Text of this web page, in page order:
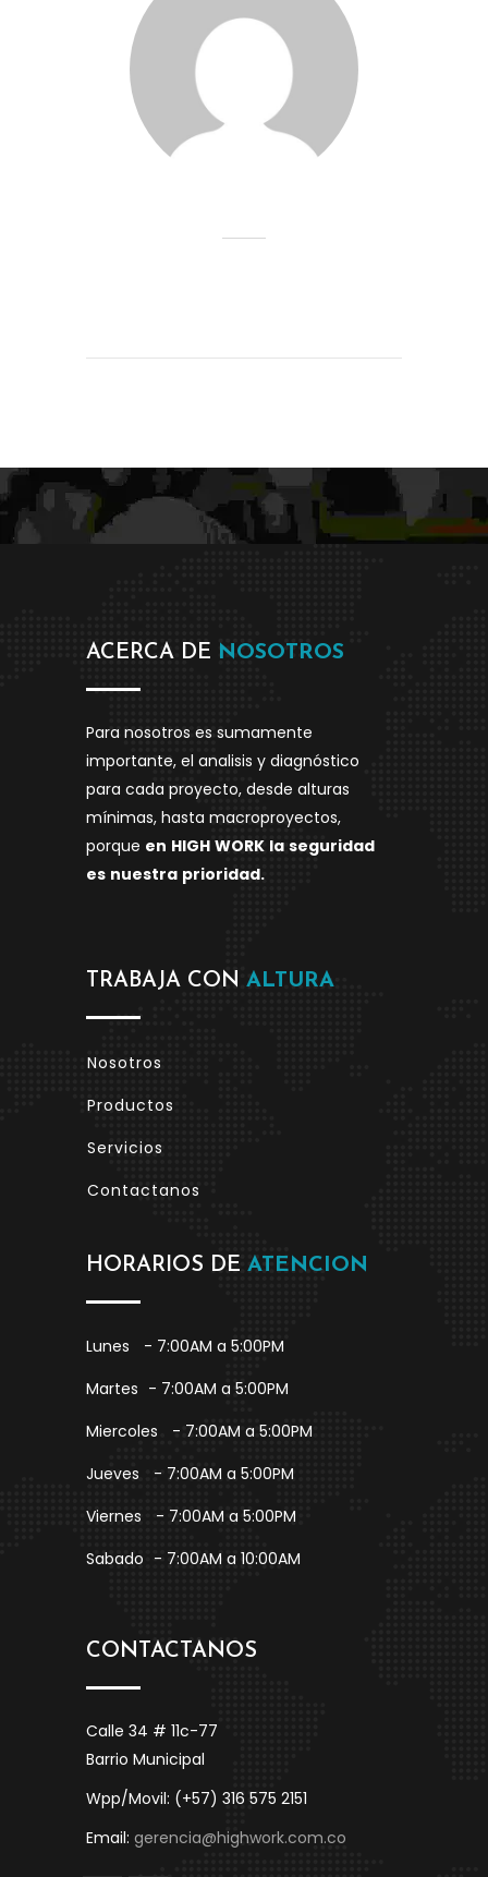
ACERCA DE NOSOTROS
Para nosotros es sumamente
importante, el analisis y diagnóstico
para cada proyecto, desde alturas
mínimas, hasta macroproyectos,
porque en HIGH WORK la seguridad
es nuestra prioridad.
TRABAJA CON ALTURA
Nosotros
Productos
Servicios
Contactanos
HORARIOS DE ATENCION
Lunes
- 7:00AM a 5:00PM
Martes - 7:00AM a 5:00PM
Miercoles
- 7:00AM a 5:00PM
Jueves
- 7:00AM a 5:00PM
Viernes
- 7:00AM a 5:00PM
Sabado - 7:00AM a 10:00AM
CONTACTANOS
Calle 34 # 11c-77
Barrio Municipal
Wpp/Movil: (+57) 316 575 2151
Email: gerencia@highwork.com.co